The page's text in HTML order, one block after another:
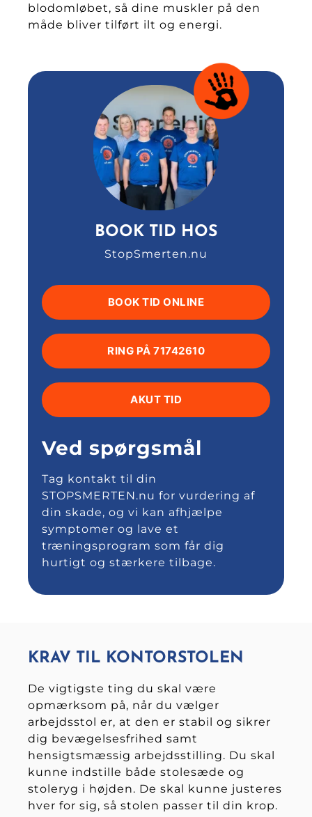
blodomløbet, så dine muskler på den
måde bliver tilført ilt og energi.
BOOK TID HOS
StopSmerten.nu
BOOK TID ONLINE
RING PÅ 71742610
AKUT TID
Ved spørgsmål
Tag kontakt til din
STOPSMERTEN.nu for vurdering af
din skade, og vi kan afhjælpe
symptomer og lave et
træningsprogram som får dig
hurtigt og stærkere tilbage.
KRAV TIL KONTORSTOLEN
De vigtigste ting du skal være
opmærksom på, når du vælger
arbejdsstol er, at den er stabil og sikrer
dig bevægelsesfrihed samt
hensigtsmæssig arbejdsstilling. Du skal
kunne indstille både stolesæde og
stoleryg i højden. De skal kunne justeres
hver for sig, så stolen passer til din krop.